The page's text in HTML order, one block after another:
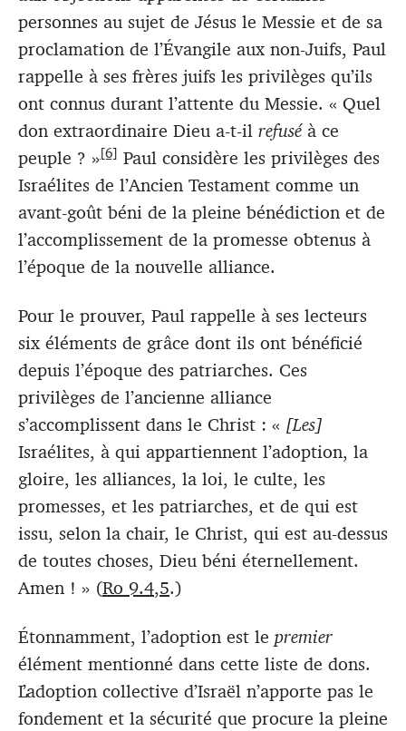
personnes au sujet de Jésus le Messie et de sa
proclamation de l’Évangile aux non-Juifs, Paul
rappelle à ses frères juifs les privilèges qu’ils
ont connus durant l’attente du Messie. « Quel
don extraordinaire Dieu a-t-il refuséà ce
peuple ? »[6] Paul considère les privilèges des
Israélites de l’Ancien Testament comme un
avant-goût béni de la pleine bénédiction et de
l’accomplissement de la promesse obtenus à
l’époque de la nouvelle alliance.
Pour le prouver, Paul rappelle à ses lecteurs
six éléments de grâce dont ils ont bénéficié
depuis l’époque des patriarches. Ces
privilèges de l’ancienne alliance
s’accomplissent dans le Christ : « [Les]
Israélites, à qui appartiennent l’adoption, la
gloire, les alliances, la loi, le culte, les
promesses, et les patriarches, et de qui est
issu, selon la chair, le Christ, qui est au-dessus
de toutes choses, Dieu béni éternellement.
Amen ! » (Ro 9.4,5.)
Étonnamment, l’adoption est le premier
élément mentionné dans cette liste de dons.
L’adoption collective d’Israël n’apporte pas le
fondement et la sécurité que procure la pleine